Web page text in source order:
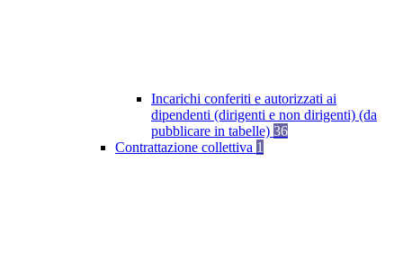
Incarichi conferiti e autorizzati ai
dipendenti (dirigenti e non dirigenti) (da
pubblicare in tabelle) 36
Contrattazione collettiva 1